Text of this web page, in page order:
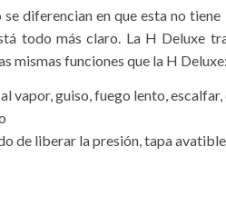
diferencian en que esta no
todo más claro. La H Deluxe
mismas funciones que la H Deluxe:
vapor, guiso, fuego lento,
de liberar la presión, tapa avatible